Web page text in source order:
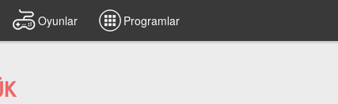
Oyunlar Programlar